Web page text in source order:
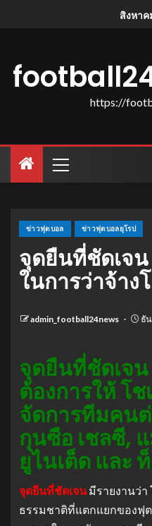
สิงหาค
https://
ข่าวฟุตบอล ข่าวฟุตบอลยุโรป
จุดยืนที่ชัดเจน
ในการว่าจ้าง
admin_football24news ธั
จุดยืนที่ชัดเจน
ต้องการให้ โ
จัดการทีมคน
กุนซือ เชลซี,
ยูไนเต็ด และ
จุดยืนที่ชัดเจนมีรายงานว่า
ธรรมชาติที่แตกแยกของฟุ